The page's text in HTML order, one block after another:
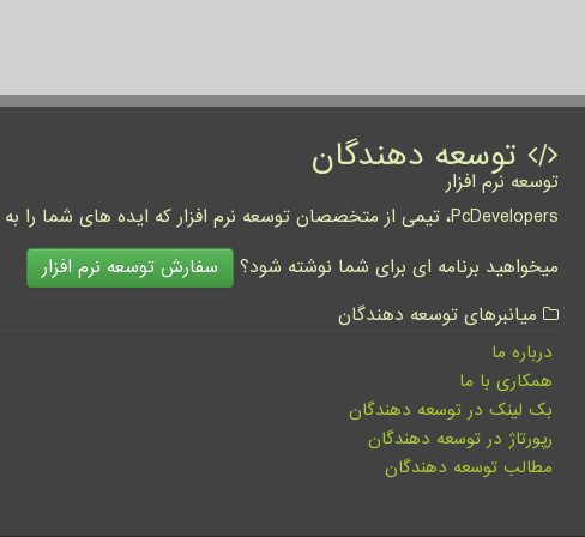
توسعه دهندگان
توسعه نرم افزار
PcDevelopers، تیمی از متخصصان توسعه نرم افزار که ایده های شما را به واقعیت تبدیل نموده و کسب و کار شما را متحول می کنند.
میخواهید برنامه ای برای شما نوشته شود؟
سفارش توسعه نرم افزار
میانبرهای توسعه دهندگان
درباره ما
همکاری با ما
بک لینک در توسعه دهندگان
رپورتاژ در توسعه دهندگان
مطالب توسعه دهندگان